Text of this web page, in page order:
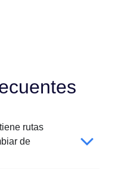
rutas
de